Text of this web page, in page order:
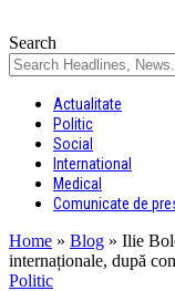
Search
Actualitate
Politic
Social
International
Medical
Comunicate de
Home » Blog » Ilie
internaționale, după
Politic